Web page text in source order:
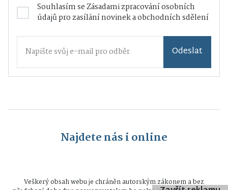
Souhlasím seZásadami zpracování osobních
údajůpro zasílání novinek a obchodních sdělení
Odeslat
Najdete nás i online
Veškerý obsah webu je chráněn autorským zákonem a bez